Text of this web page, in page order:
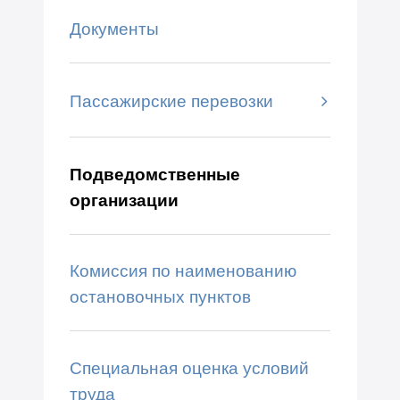
Документы
Пассажирские перевозки
Подведомственные
организации
Комиссия по наименованию
остановочных пунктов
Специальная оценка условий
труда